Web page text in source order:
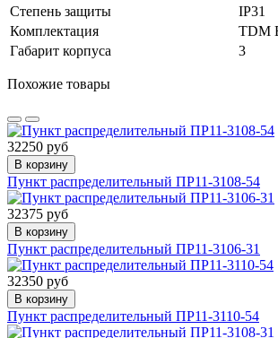
Степень защиты
IP31
Комплектация
TDM
Габарит корпуса
3
Похожие товары
32250 руб
В корзину
Пункт распределительный ПР11-3108-54
32375 руб
В корзину
Пункт распределительный ПР11-3106-31
32350 руб
В корзину
Пункт распределительный ПР11-3110-54